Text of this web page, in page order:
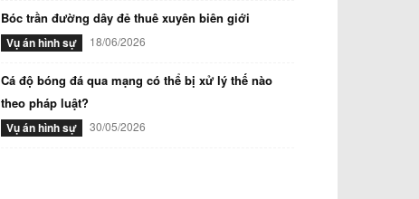
Bóc trần đường dây đẻ thuê xuyên biên giới
Vụ án hình sự 18/06/2026
Cá độ bóng đá qua mạng có thể bị xử lý thế nào
theo pháp luật?
Vụ án hình sự 30/05/2026